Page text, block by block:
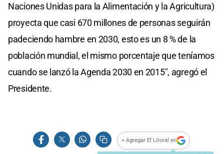
Naciones Unidas para la Alimentación y la Agricultura)
proyecta que casi 670 millones de personas seguirán
padeciendo hambre en 2030, esto es un 8 % de la
población mundial, el mismo porcentaje que teníamos
cuando se lanzó la Agenda 2030 en 2015", agregó el
Presidente.
+ Agregar El Litoral en